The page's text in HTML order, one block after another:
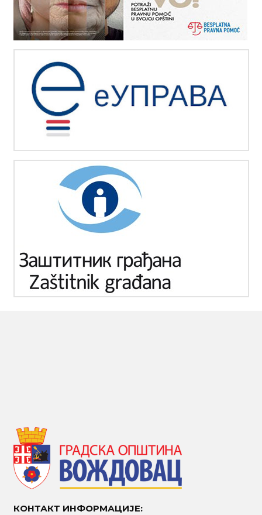
КОНТАКТ ИНФОРМАЦИЈЕ: